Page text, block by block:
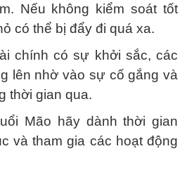
Nếu không kiểm soát tốt
có thể bị đẩy đi quá xa.
chính có sự khởi sắc, các
lên nhờ vào sự cố gắng và
thời gian qua.
Mão hãy dành thời gian
và tham gia các hoạt động